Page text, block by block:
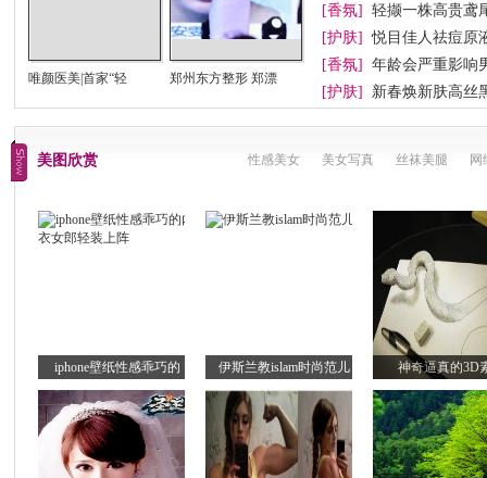
唯颜医美|首家“轻 郑州东方整形 郑漂
[香氛]
轻撷一株高贵鸢
[护肤]
悦目佳人祛痘原
[香氛]
年龄会严重影响
[护肤]
新春焕新肤高丝
美图欣赏 性感美女 美女写真 丝袜美腿 网
iphone壁纸性感乖巧的 伊斯兰教islam时尚范儿 神奇逼真的3D